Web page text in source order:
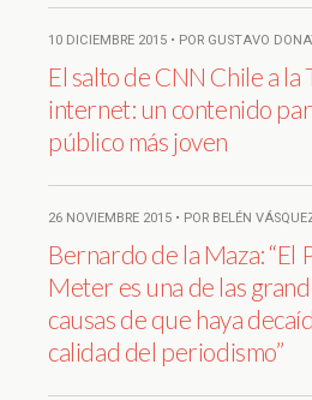
10 DICIEMBRE 2015 • POR GUSTAVO
El salto de CNN Chile a la
internet: un contenido
público más joven
26 NOVIEMBRE 2015 • POR BELÉN
Bernardo de la Maza: “El
Meter es una de las
causas de que haya
calidad del periodismo”